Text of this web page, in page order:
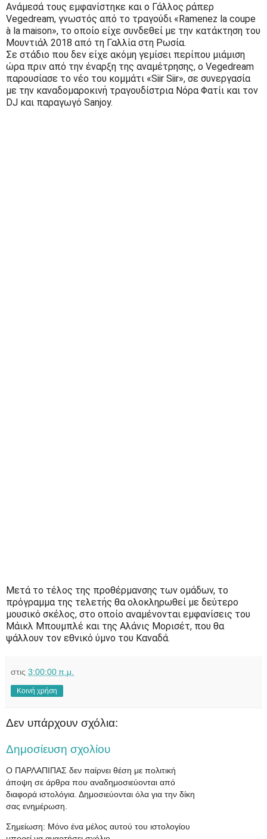
Ανάμεσά τους εμφανίστηκε και ο Γάλλος ράπερ
Vegedream, γνωστός από το τραγούδι «Ramenez la coupe
à la maison», το οποίο είχε συνδεθεί με την κατάκτηση του
Μουντιάλ 2018 από τη Γαλλία στη Ρωσία.
Σε στάδιο που δεν είχε ακόμη γεμίσει περίπου μιάμιση
ώρα πριν από την έναρξη της αναμέτρησης, ο Vegedream
παρουσίασε το νέο του κομμάτι «Siir Siir», σε συνεργασία
με την καναδομαροκινή τραγουδίστρια Νόρα Φατίι και τον
DJ και παραγωγό Sanjoy.
Μετά το τέλος της προθέρμανσης των ομάδων, το
πρόγραμμα της τελετής θα ολοκληρωθεί με δεύτερο
μουσικό σκέλος, στο οποίο αναμένονται εμφανίσεις του
Μάικλ Μπουμπλέ και της Αλάνις Μορισέτ, που θα
ψάλλουν τον εθνικό ύμνο του Καναδά.
στις 3:00:00 π.μ.
Κοινή χρήση
Δεν υπάρχουν σχόλια:
Δημοσίευση σχολίου
Ο ΠΑΡΛΑΠΙΠΑΣ δεν παίρνει θέση με πολιτική
άποψη σε άρθρα που αναδημοσιεύονται από
διαφορά ιστολόγια. Δημοσιεύονται όλα για την δίκη
σας ενημέρωση.
Σημείωση: Μόνο ένα μέλος αυτού του ιστολογίου